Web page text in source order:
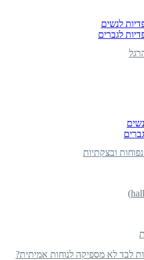
לנשים
לגברים
ובצקתיות
לבד לא מספיקה לנוחות אמיתית?